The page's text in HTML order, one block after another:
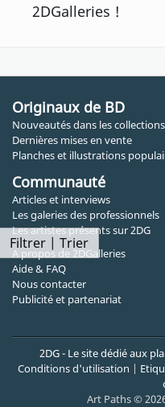
Filtrer | Trier
2DGalleries !
Originaux de BD
Nouveautés dans les collections
Dernières mises en vente
Planches et illustrations
Communauté
Articles et interviews
Les galeries des professionnels
Les artistes présents sur 2DG
A propos de 2DGalleries
Aide & FAQ
Nous contacter
Publicité et partenariat
2DG - Le site dédié aux
Conditions d'utilisation |
Art Paths ©